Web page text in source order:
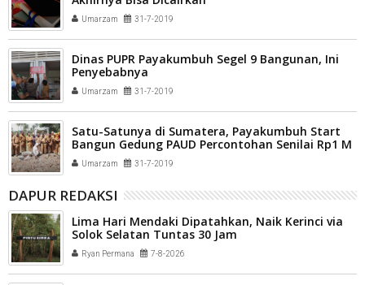
Umarzam 31-7-2019
Dinas PUPR Payakumbuh Segel 9 Bangunan, Ini
Penyebabnya
Umarzam 31-7-2019
Satu-Satunya di Sumatera, Payakumbuh Start
Bangun Gedung PAUD Percontohan Senilai Rp1 M
Umarzam 31-7-2019
DAPUR REDAKSI
Lima Hari Mendaki Dipatahkan, Naik Kerinci via
Solok Selatan Tuntas 30 Jam
Ryan Permana 7-8-2026